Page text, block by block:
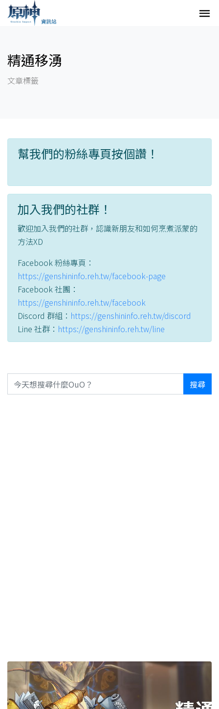
精通移湧
文章標籤
幫我們的粉絲專頁按個讚！
加入我們的社群！
歡迎加入我們的社群，認識新朋友和如何烹煮派蒙的
方法XD
Facebook 粉絲專頁：
https://genshininfo.reh.tw/facebook-page
Facebook 社團：
https://genshininfo.reh.tw/facebook
Discord 群組： https://genshininfo.reh.tw/discord
Line 社群： https://genshininfo.reh.tw/line
搜尋